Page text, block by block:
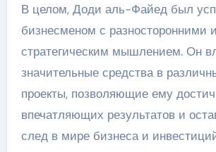
В целом, Доди аль-Файед был
бизнесменом с разносторонними
стратегическим мышлением. Он
значительные средства в
проекты, позволяющие ему
впечатляющих результатов и
след в мире бизнеса и